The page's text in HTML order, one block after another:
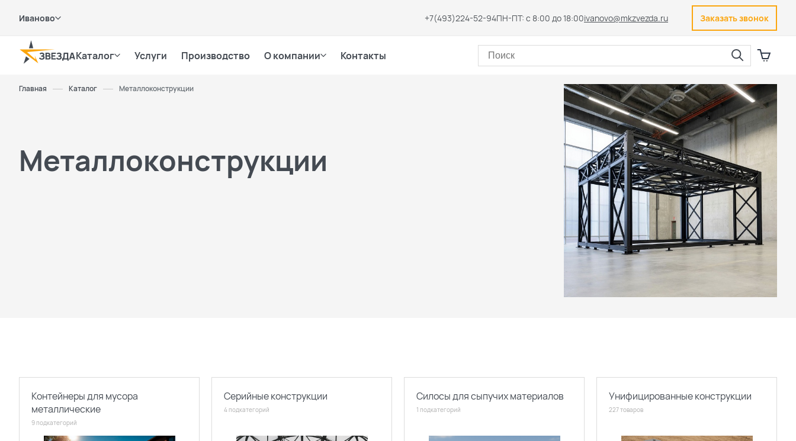
Иваново +7(493)224-52-94ПН-ПТ: с 8:00 до 18:00ivanovo@mkzvezda.ru Заказать звонок
Каталог Услуги Производство О компании Контакты
Главная Каталог Металлоконструкции
Металлоконструкции
Контейнеры для мусора
металлические
9 подкатегорий
Серийные конструкции
4 подкатегорий
Силосы для сыпучих материалов
1 подкатегорий
Унифицированные конструкции
227 товаров